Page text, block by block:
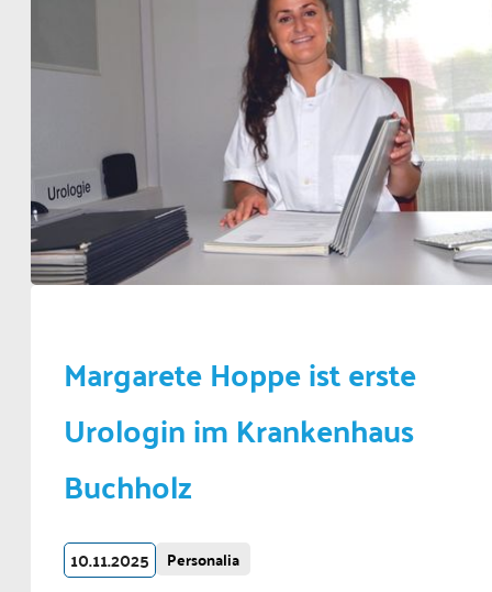
Margarete Hoppe ist erste
Urologin im Krankenhaus
Buchholz
10.11.2025 Personalia